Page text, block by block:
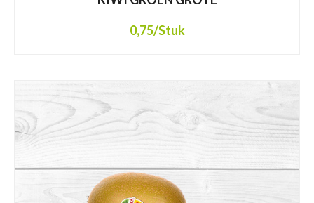
0,75/Stuk